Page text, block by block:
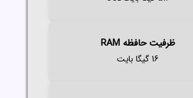
ظرفیت حافظه RAM
16 گیگا بایت